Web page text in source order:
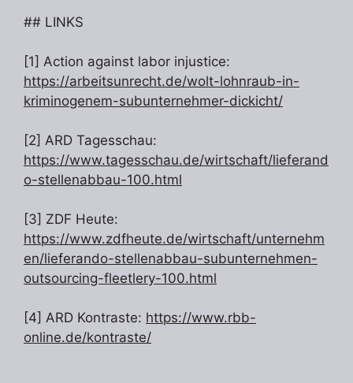
## LINKS
[1] Action against labor injustice:
https://arbeitsunrecht.de/wolt-lohnraub-in-
kriminogenem-subunternehmer-dickicht/
[2] ARD Tagesschau:
https://www.tagesschau.de/wirtschaft/lieferand
o-stellenabbau-100.html
[3] ZDF Heute:
https://www.zdfheute.de/wirtschaft/unternehm
en/lieferando-stellenabbau-subunternehmen-
outsourcing-fleetlery-100.html
[4] ARD Kontraste: https://www.rbb-
online.de/kontraste/